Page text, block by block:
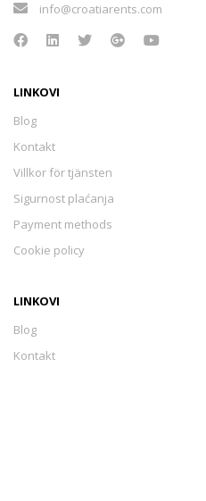
info@croatiarents.com
LINKOVI
Blog
Kontakt
Villkor för tjänsten
Sigurnost plaćanja
Payment methods
Cookie policy
LINKOVI
Blog
Kontakt